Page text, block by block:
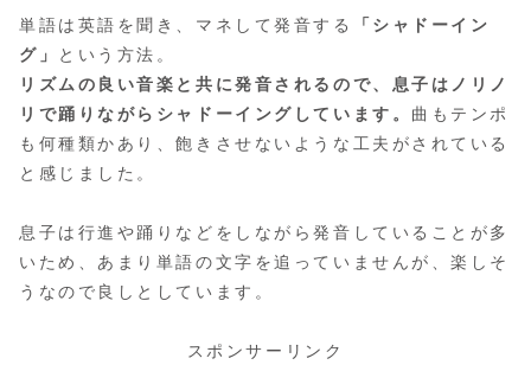
単語は英語を聞き、マネして発音する
「シャドーイン
グ」
という方法。
リズムの良い音楽と共に発音されるので、息子はノリノ
リで踊りながらシャドーイングしています。 曲もテンポ
も何種類かあり、飽きさせないような工夫がされている
と感じました。
息子は行進や踊りなどをしながら発音していることが多
いため、あまり単語の文字を追っていませんが、楽しそ
うなので良しとしています。
スポンサーリンク